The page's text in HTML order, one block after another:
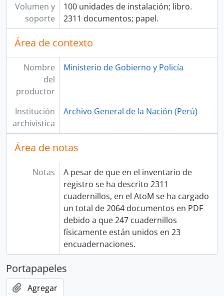
Volumen y
soporte
100 unidades de instalación; libro.
2311 documentos; papel.
Área de contexto
Nombre
del
productor
Ministerio de Gobierno y Policía
Institución
archivística
Archivo General de la Nación (Perú)
Área de notas
Notas
A pesar de que en el inventario de
registro se ha descrito 2311
cuadernillos, en el AtoM se ha cargado
un total de 2064 documentos en PDF
debido a que 247 cuadernillos
físicamente están unidos en 23
encuadernaciones.
Portapapeles
Agregar